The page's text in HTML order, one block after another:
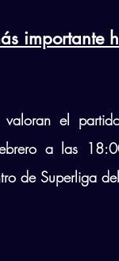
importante
valoran el
a las
de Superliga